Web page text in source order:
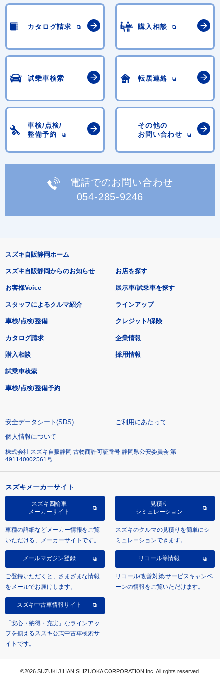
カタログ請求 購入相談
試乗車検索 転居連絡
車検/点検/
整備予約
その他の
お問い合わせ
電話でのお問い合わせ
054-285-9246
スズキ自販静岡ホーム
スズキ自販静岡からのお知らせ
お客様Voice
スタッフによるクルマ紹介
お店を探す
展示車/試乗車を探す
ラインアップ
車検/点検/整備 クレジット/保険
カタログ請求
購入相談
試乗車検索
車検/点検/整備予約
企業情報
採用情報
安全データシート(SDS)
ご利用にあたって
個人情報について
株式会社 スズキ自販静岡 古物商許可証番号 静岡県公安委員会 第
491140002561号
スズキメーカーサイト
スズキ四輪車
メーカーサイト
車種の詳細などメーカー情報をご覧
いただける、メーカーサイトです。
見積り
シミュレーション
スズキのクルマの見積りを簡単にシ
ミュレーションできます。
メールマガジン登録
ご登録いただくと、さまざまな情報
をメールでお届けします。
リコール等情報
リコール/改善対策/サービスキャンペ
ーンの情報をご覧いただけます。
スズキ中古車情報サイト
「安心・納得・充実」なラインアッ
プを揃えるスズキ公式中古車検索サ
イトです。
©2026 SUZUKI JIHAN SHIZUOKA CORPORATION Inc. All rights reserved.